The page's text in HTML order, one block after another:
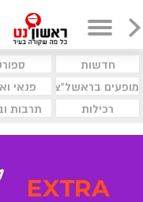
חדשות
מופעים בראשל"צ
פנאי
רכילות
תרבות